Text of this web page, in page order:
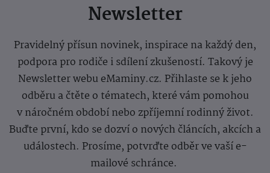
Newsletter
Pravidelný přísun novinek, inspirace na každý den,
podpora pro rodiče i sdílení zkušeností. Takový je
Newsletter webu eMaminy.cz. Přihlaste se k jeho
odběru a čtěte o tématech, které vám pomohou
v náročném období nebo zpříjemní rodinný život.
Buďte první, kdo se dozví o nových článcích, akcích a
událostech. Prosíme, potvrďte odběr ve vaší e-
mailové schránce.